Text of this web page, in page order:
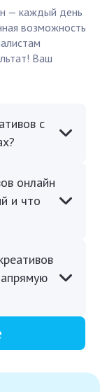
— каждый день
возможность
Ваш
с
онлайн
и что